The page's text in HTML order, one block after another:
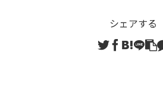
シェアする